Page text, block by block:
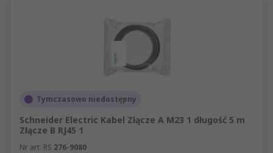
Tymczasowo niedostępny
Schneider Electric Kabel Złącze A M23 1 długość 5 m
Złącze B RJ45 1
Nr art. RS 276-9080